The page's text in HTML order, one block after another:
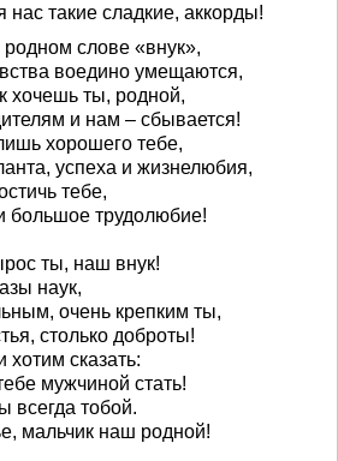
нас такие сладкие, аккорды!
слове «внук»,
воедино умещаются,
хочешь ты, родной,
и нам – сбывается!
хорошего тебе,
успеха и жизнелюбия,
тебе,
большое трудолюбие!
ты, наш внук!
наук,
очень крепким ты,
столько доброты!
сказать:
мужчиной стать!
всегда тобой.
мальчик наш родной!